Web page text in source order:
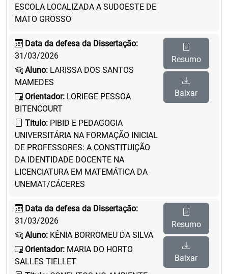
ESCOLA LOCALIZADA A SUDOESTE DE
MATO GROSSO
Data da defesa da Dissertação:
31/03/2026
Aluno: LARISSA DOS SANTOS
MAMEDES
Orientador: LORIEGE PESSOA
BITENCOURT
Titulo: PIBID E PEDAGOGIA
UNIVERSITÁRIA NA FORMAÇÃO INICIAL
DE PROFESSORES: A CONSTITUIÇÃO
DA IDENTIDADE DOCENTE NA
LICENCIATURA EM MATEMÁTICA DA
UNEMAT/CÁCERES
Resumo
Baixar
Data da defesa da Dissertação:
31/03/2026
Aluno: KÊNIA BORROMEU DA SILVA
Orientador: MARIA DO HORTO
SALLES TIELLET
Resumo
Baixar